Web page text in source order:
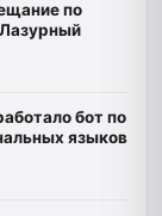
по
бот по
языков